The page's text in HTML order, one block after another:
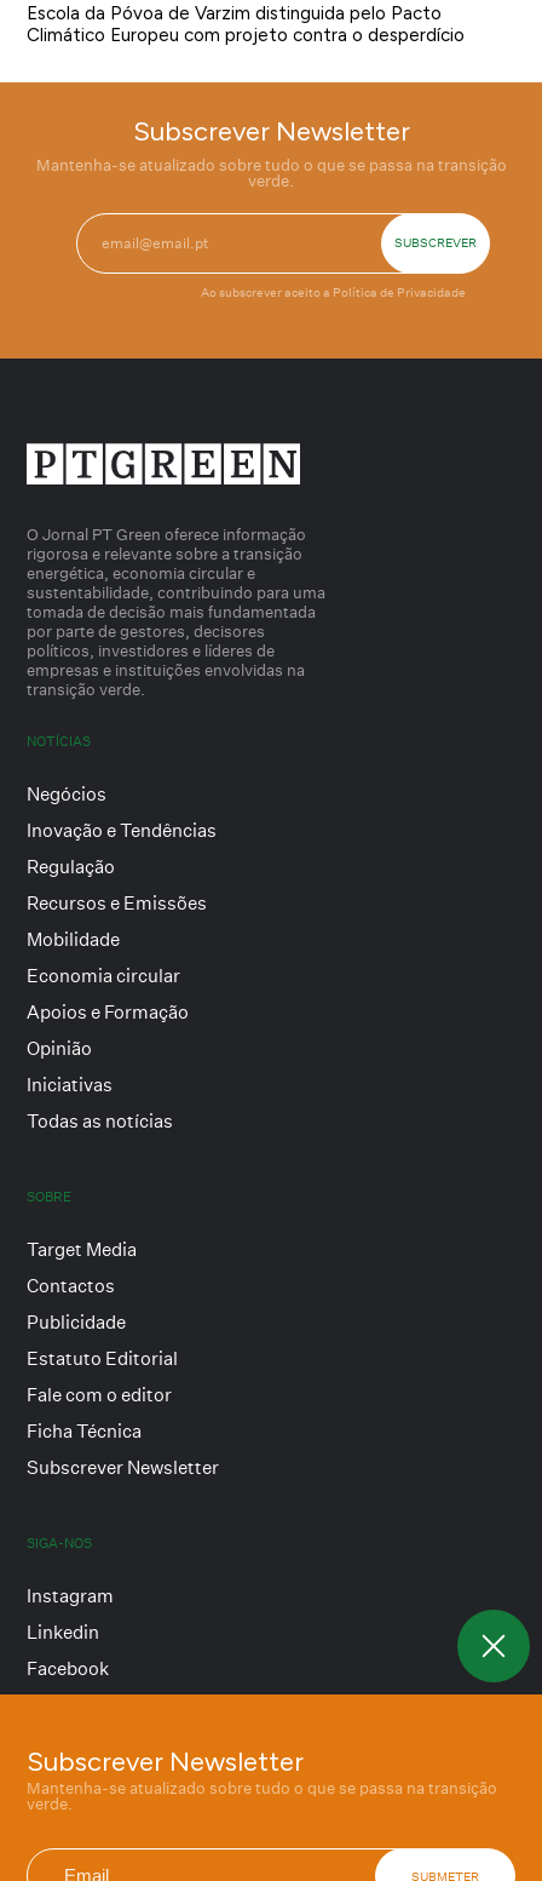
Subscrever Newsletter
Mantenha-se atualizado sobre tudo o que se passa na transição
verde.
SUBMETER
Escola da Póvoa de Varzim distinguida pelo Pacto
Climático Europeu com projeto contra o desperdício
Subscrever Newsletter
Mantenha-se atualizado sobre tudo o que se passa na transição
verde.
Ao subscrever aceito a Política de Privacidade
O Jornal PT Green oferece informação
rigorosa e relevante sobre a transição
energética, economia circular e
sustentabilidade, contribuindo para uma
tomada de decisão mais fundamentada
por parte de gestores, decisores
políticos, investidores e líderes de
empresas e instituições envolvidas na
transição verde.
NOTÍCIAS
Negócios
Inovação e Tendências
Regulação
Recursos e Emissões
Mobilidade
Economia circular
Apoios e Formação
Opinião
Iniciativas
Todas as notícias
SOBRE
Target Media
Contactos
Publicidade
Estatuto Editorial
Fale com o editor
Ficha Técnica
Subscrever Newsletter
SIGA-NOS
Instagram
Linkedin
Facebook
Termos e condições
Política de privacidade